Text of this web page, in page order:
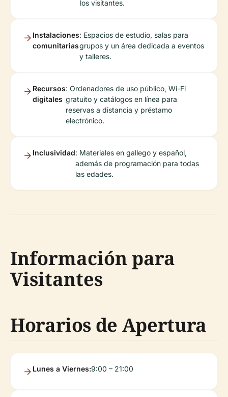
los visitantes.
Instalaciones
comunitarias
: Espacios de estudio, salas para
grupos y un área dedicada a eventos
y talleres.
Recursos
digitales
: Ordenadores de uso público, Wi-Fi
gratuito y catálogos en línea para
reservas a distancia y préstamo
electrónico.
Inclusividad: Materiales en gallego y español,
además de programación para todas
las edades.
Información para
Visitantes
Horarios de Apertura
Lunes a Viernes:9:00 – 21:00